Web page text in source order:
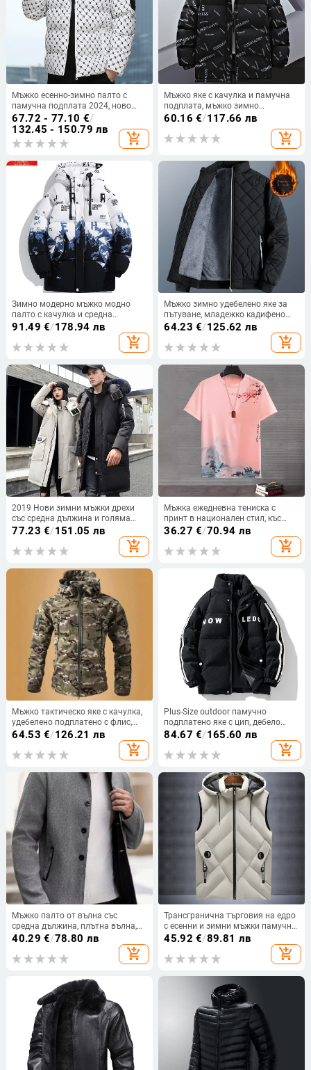
Мъжко есенно-зимно палто с
памучна подплата 2024, ново
модно B буква, памучно
подплатено, удебелено топло яке
с яка, мъжки костюм за хляб
67.72 - 77.10 €/
132.45 - 150.79 лв
add_shopping_cart
Мъжко яке с качулка и памучна
подплата, мъжко зимно
удебелено яке 2024 с щампа и
размер, свободно яке с памучна
подплата, фабрика на едро
60.16 €/117.66 лв
add_shopping_cart
Зимно модерно мъжко модно
палто с качулка и средна
дължина с памучна подплата,
пухкаво, голям размер, плюс
дебело, свободно топло палто с
91.49 €/178.94 лв
add_shopping_cart
Мъжко зимно удебелено яке за
пътуване, младежко кадифено
яке плюс памучно яке, топло,
64.23 €/125.62 лв
add_shopping_cart
2019 Нови зимни мъжки дрехи
със средна дължина и голяма
кожена яка, устойчиви на студ,
производител на едро, директни
продажби
77.23 €/151.05 лв
add_shopping_cart
Мъжка ежедневна тениска с
принт в национален стил, къс
ръкав, кръгла яка, полиестрова
36.27 €/70.94 лв
add_shopping_cart
Мъжко тактическо яке с качулка,
удебелено подплатено с флис,
памучно-смесена тъкан (81%
полиестер), множество джобове,
подходящо за есен
64.53 €/126.21 лв
add_shopping_cart
Plus-Size outdoor памучно
подплатено яке с цип, дебело
зимно, със сваляща се яка,
странични джобове, пълнеж от
полиестер
84.67 €/165.60 лв
add_shopping_cart
Мъжко палто от вълна със
средна дължина, плътна вълна,
стояща яка, еднобортно,
40.29 €/78.80 лв
add_shopping_cart
Трансгранична търговия на едро
с есенни и зимни мъжки памучни
палта, жилетки, мъжки палта,
удебелени жилетки, младежки
палта за хляб, еднокомпонентни
45.92 €/89.81 лв
add_shopping_cart